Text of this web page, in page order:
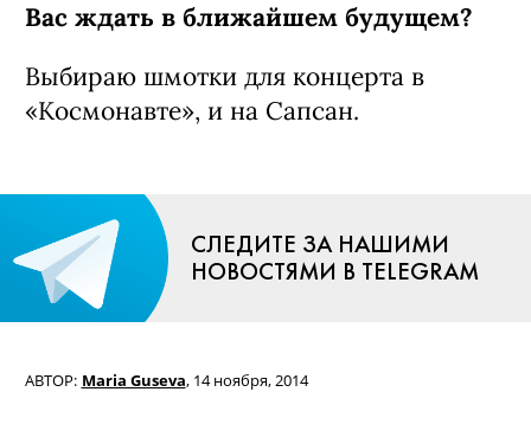
Вас ждать в ближайшем будущем?
Выбираю шмотки для концерта в
«Космонавте», и на Сапсан.
СЛЕДИТЕ ЗА НАШИМИ
НОВОСТЯМИ В TELEGRAM
АВТОР: Maria Guseva, 14 ноября, 2014